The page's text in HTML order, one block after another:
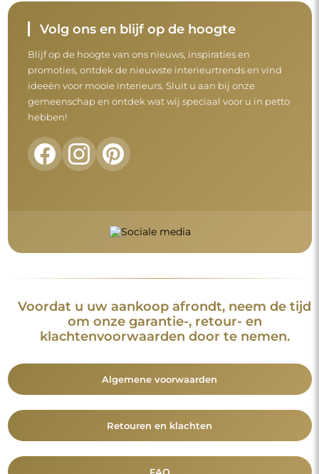
Volg ons en blijf op de hoogte
Blijf op de hoogte van ons nieuws, inspiraties en
promoties, ontdek de nieuwste interieurtrends en vind
ideeën voor mooie interieurs. Sluit u aan bij onze
gemeenschap en ontdek wat wij speciaal voor u in petto
hebben!
Voordat u uw aankoop afrondt, neem de tijd
om onze garantie-, retour- en
klachtenvoorwaarden door te nemen.
Algemene voorwaarden
Retouren en klachten
FAQ